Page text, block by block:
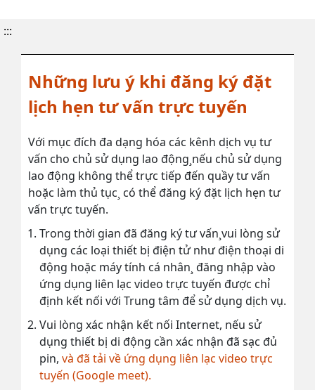
:::
Những lưu ý khi đăng ký đặt
lịch hẹn tư vấn trực tuyến
Với mục đích đa dạng hóa các kênh dịch vụ tư
vấn cho chủ sử dụng lao động¸nếu chủ sử dụng
lao động không thể trực tiếp đến quầy tư vấn
hoặc làm thủ tục¸ có thể đăng ký đặt lịch hẹn tư
vấn trực tuyến.
Trong thời gian đã đăng ký tư vấn¸vui lòng sử
dụng các loại thiết bị điện tử như điện thoại di
động hoặc máy tính cá nhân¸ đăng nhập vào
ứng dụng liên lạc video trực tuyến được chỉ
định kết nối với Trung tâm để sử dụng dịch vụ.
Vui lòng xác nhận kết nối Internet, nếu sử
dụng thiết bị di động cần xác nhận đã sạc đủ
pin, và đã tải về ứng dụng liên lạc video trực
tuyến (Google meet).